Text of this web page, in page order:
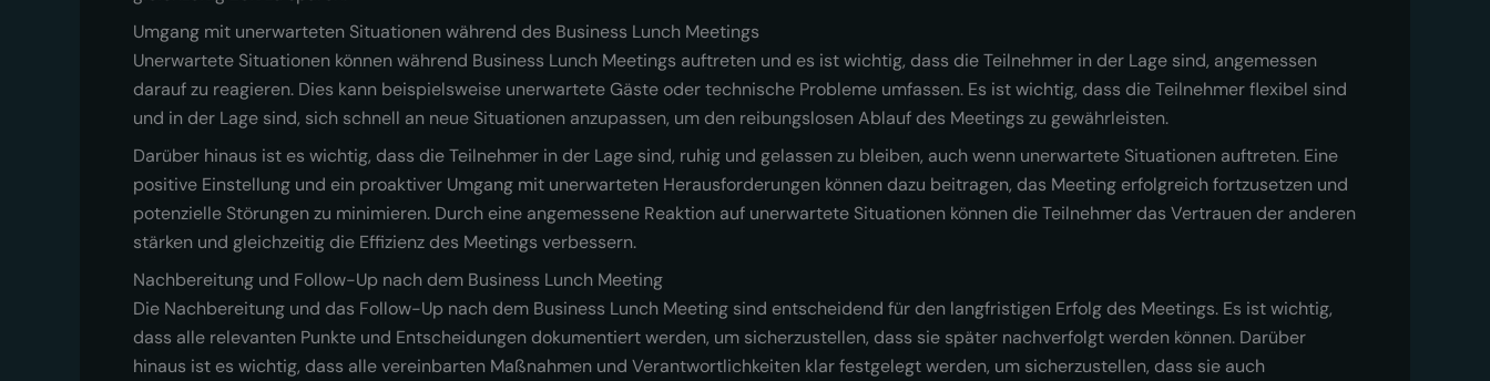
Umgang mit unerwarteten Situationen während des Business Lunch Meetings
Unerwartete Situationen können während Business Lunch Meetings auftreten und es ist wichtig, dass die Teilnehmer in der Lage sind, angemessen
darauf zu reagieren. Dies kann beispielsweise unerwartete Gäste oder technische Probleme umfassen. Es ist wichtig, dass die Teilnehmer flexibel sind
und in der Lage sind, sich schnell an neue Situationen anzupassen, um den reibungslosen Ablauf des Meetings zu gewährleisten.
Darüber hinaus ist es wichtig, dass die Teilnehmer in der Lage sind, ruhig und gelassen zu bleiben, auch wenn unerwartete Situationen auftreten. Eine
positive Einstellung und ein proaktiver Umgang mit unerwarteten Herausforderungen können dazu beitragen, das Meeting erfolgreich fortzusetzen und
potenzielle Störungen zu minimieren. Durch eine angemessene Reaktion auf unerwartete Situationen können die Teilnehmer das Vertrauen der anderen
stärken und gleichzeitig die Effizienz des Meetings verbessern.
Nachbereitung und Follow-Up nach dem Business Lunch Meeting
Die Nachbereitung und das Follow-Up nach dem Business Lunch Meeting sind entscheidend für den langfristigen Erfolg des Meetings. Es ist wichtig,
dass alle relevanten Punkte und Entscheidungen dokumentiert werden, um sicherzustellen, dass sie später nachverfolgt werden können. Darüber
hinaus ist es wichtig, dass alle vereinbarten Maßnahmen und Verantwortlichkeiten klar festgelegt werden, um sicherzustellen, dass sie auch